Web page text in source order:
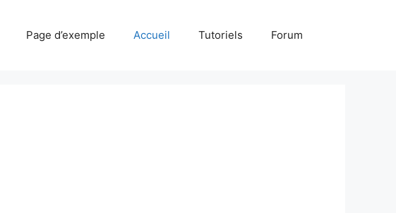
Page d’exemple Accueil Tutoriels Forum